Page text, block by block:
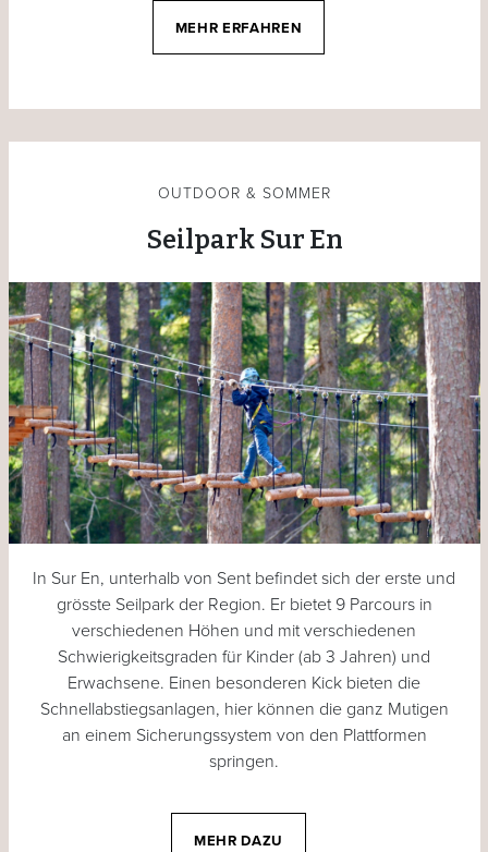
MEHR ERFAHREN
OUTDOOR & SOMMER
Seilpark Sur En
In Sur En, unterhalb von Sent befindet sich der erste und
grösste Seilpark der Region. Er bietet 9 Parcours in
verschiedenen Höhen und mit verschiedenen
Schwierigkeitsgraden für Kinder (ab 3 Jahren) und
Erwachsene. Einen besonderen Kick bieten die
Schnellabstiegsanlagen, hier können die ganz Mutigen
an einem Sicherungssystem von den Plattformen
springen.
MEHR DAZU